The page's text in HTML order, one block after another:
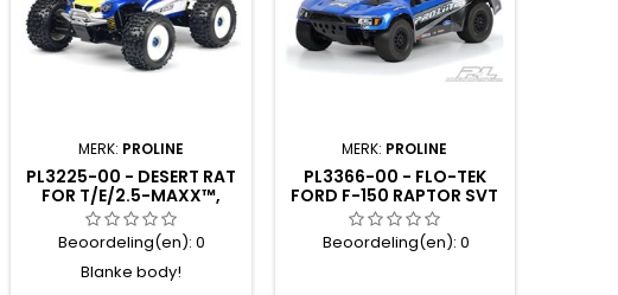
MERK: PROLINE
PL3225-00 - DESERT RAT
FOR T/E/2.5-MAXX™,
SAVAGE, & REVO®
Beoordeling(en):0
Blanke body!
MERK: PROLINE
PL3366-00 - FLO-TEK
FORD F-150 RAPTOR SVT
CLEAR BODY FOR SLA
Beoordeling(en): 0